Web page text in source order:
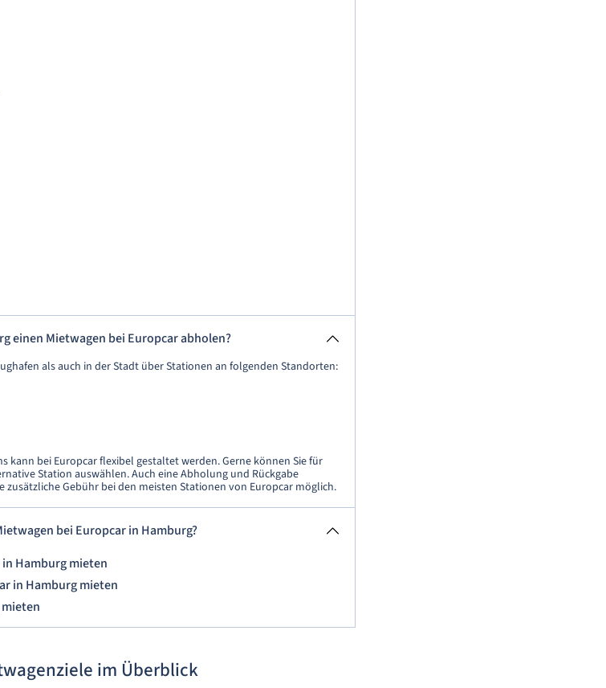
einen Mietwagen bei Europcar abholen?
als auch in der Stadt über Stationen an folgenden Standorten:
kann bei Europcar flexibel gestaltet werden. Gerne können Sie für
Station auswählen. Auch eine Abholung und Rückgabe
zusätzliche Gebühr bei den meisten Stationen von Europcar möglich.
bei Europcar in Hamburg?
Hamburg mieten
in Hamburg mieten
im Überblick